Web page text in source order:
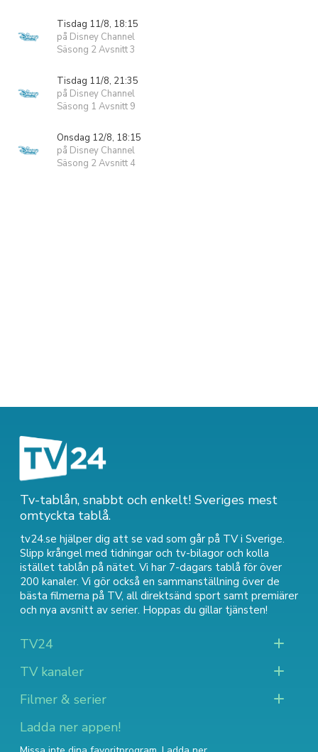
Tisdag 11/8, 18:15
på Disney Channel
Säsong 2 Avsnitt 3
Tisdag 11/8, 21:35
på Disney Channel
Säsong 1 Avsnitt 9
Onsdag 12/8, 18:15
på Disney Channel
Säsong 2 Avsnitt 4
Tv-tablån, snabbt och enkelt! Sveriges mest
omtyckta tablå.
tv24.se hjälper dig att se vad som går på TV i Sverige.
Slipp krångel med tidningar och tv-bilagor och kolla
istället tablån på nätet. Vi har 7-dagars tablå för över
200 kanaler. Vi gör också en sammanställning över de
bästa filmerna på TV, all direktsänd sport samt premiärer
och nya avsnitt av serier. Hoppas du gillar tjänsten!
TV24
TV kanaler
Filmer & serier
Ladda ner appen!